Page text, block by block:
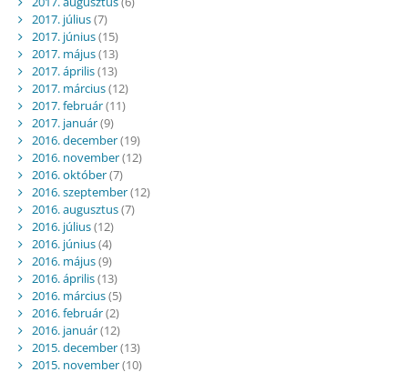
2017. július(7)
2017. június(15)
2017. május(13)
2017. április(13)
2017. március(12)
2017. február(11)
2017. január(9)
2016. december(19)
2016. november(12)
2016. október(7)
2016. szeptember(12)
2016. augusztus(7)
2016. július(12)
2016. június(4)
2016. május(9)
2016. április(13)
2016. március(5)
2016. február(2)
2016. január(12)
2015. december(13)
2015. november(10)